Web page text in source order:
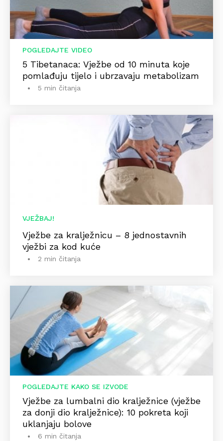
POGLEDAJTE VIDEO
5 Tibetanaca: Vježbe od 10 minuta koje
pomlađuju tijelo i ubrzavaju metabolizam
5 min čitanja
VJEŽBAJ!
Vježbe za kralježnicu – 8 jednostavnih
vježbi za kod kuće
2 min čitanja
POGLEDAJTE KAKO SE IZVODE
Vježbe za lumbalni dio kralježnice (vježbe
za donji dio kralježnice): 10 pokreta koji
uklanjaju bolove
6 min čitanja